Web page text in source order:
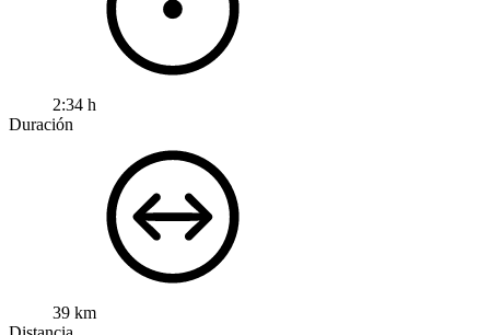
2:34 h
Duración
39 km